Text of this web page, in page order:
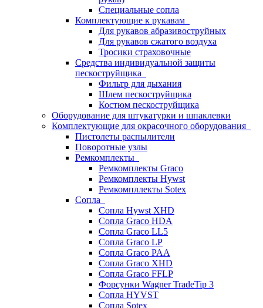
Специальные сопла
Комплектующие к рукавам
Для рукавов абразивоструйных
Для рукавов сжатого воздуха
Тросики страховочные
Средства индивидуальной защиты
пескоструйщика
Фильтр для дыхания
Шлем пескоструйщика
Костюм пескоструйщика
Оборудование для штукатурки и шпаклевки
Комплектующие для окрасочного оборудования
Пистолеты распылители
Поворотные узлы
Ремкомплекты
Ремкомплекты Graco
Ремкомплекты Hywst
Ремкомпллекты Sotex
Сопла
Сопла Hywst XHD
Сопла Graco HDA
Сопла Graco LL5
Сопла Graco LP
Сопла Graco PAA
Сопла Graco XHD
Сопла Graco FFLP
Форсунки Wagner TradeTip 3
Сопла HYVST
Сопла Sotex